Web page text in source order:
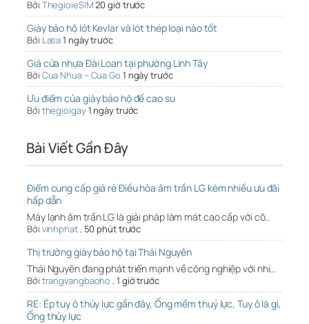
Bởi ThegioieSIM20 giờ trước
Giày bảo hộ lót Kevlar và lót thép loại nào tốt
Bởi Lasa1 ngày trước
Giá cửa nhựa Đài Loan tại phường Linh Tây
Bởi Cua Nhua – Cua Go 1 ngày trước
Ưu điểm của giày bảo hộ đế cao su
Bởi thegioigay1 ngày trước
Bài Viết Gần Đây
Điểm cung cấp giá rẻ Điều hòa âm trần LG kèm nhiều ưu đãi
hấp dẫn
Máy lạnh âm trần LG là giải pháp làm mát cao cấp với cô…
Bởi vinhphat, 50 phút trước
Thị trường giày bảo hộ tại Thái Nguyên
Thái Nguyên đang phát triển mạnh về công nghiệp với nhi…
Bởi trangvangbaoho , 1 giờ trước
RE: Ép tuy ô thủy lực gần đây, Ống mềm thuỷ lực, Tuy ô là gì,
Ống thủy lực